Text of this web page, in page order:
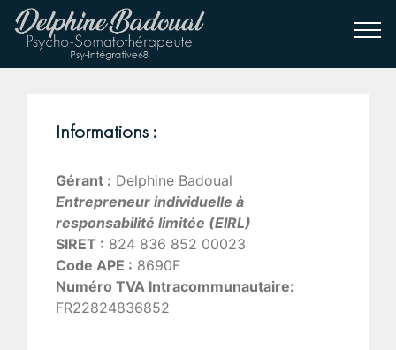
Informations :
Gérant : Delphine Badoual
Entrepreneur individuelle à
responsabilité limitée (EIRL)
SIRET : 824 836 852 00023
Code APE : 8690F
Numéro TVA Intracommunautaire:
FR22824836852